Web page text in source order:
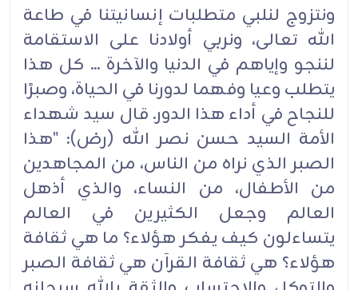
ونتزوج لنلبي متطلبات إنسانيتنا في طاعة
الله تعالى، ونربي أولادنا على الاستقامة
لننجو وإياهم في الدنيا والآخرة ... كل هذا
يتطلب وعيا وفهما لدورنا في الحياة، وصبرًا
للنجاح في أداء هذا الدور. قال سيد شهداء
الأمة السيد حسن نصر الله (رض): "هذا
الصبر الذي نراه من الناس، من المجاهدين
من الأطفال، من النساء، والذي أذهل
العالم وجعل الكثيرين في العالم
يتساءلون كيف يفكر هؤلاء؟ ما هي ثقافة
هؤلاء؟ هي ثقافة القرآن هي ثقافة الصبر